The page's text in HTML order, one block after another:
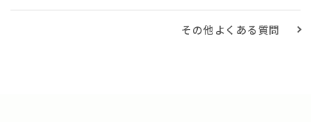
その他よくある質問